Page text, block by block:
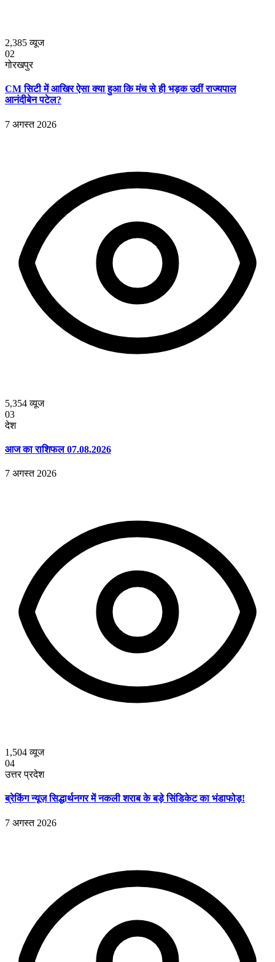
2,385व्यूज
02
गोरखपुर
CM सिटी में आखिर ऐसा क्या हुआ कि मंच से ही भड़क उठीं राज्यपाल
आनंदीबेन पटेल?
7 अगस्त 2026
5,354व्यूज
03
देश
आज का राशिफल 07.08.2026
7 अगस्त 2026
1,504व्यूज
04
उत्तर प्रदेश
ब्रेकिंग न्यूज़ सिद्धार्थनगर में नकली शराब के बड़े सिंडिकेट का भंडाफोड़!
7 अगस्त 2026